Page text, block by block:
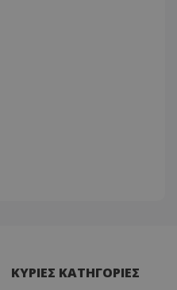
ΚΥΡΙΕΣ ΚΑΤΗΓΟΡΙΕΣ